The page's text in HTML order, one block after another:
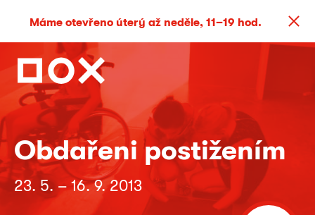
Máme otevřeno úterý až neděle, 11–19 hod.
Obdařeni postižením
23. 5. – 16. 9. 2013